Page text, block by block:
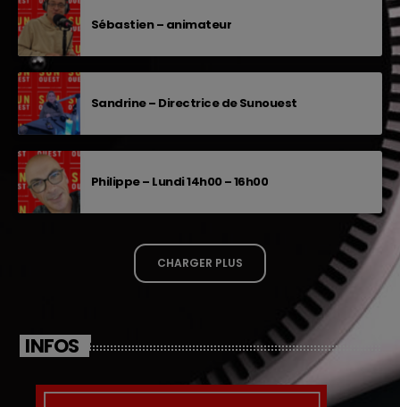
Sébastien – animateur
Sandrine – Directrice de Sunouest
Philippe – Lundi 14h00 – 16h00
CHARGER PLUS
INFOS